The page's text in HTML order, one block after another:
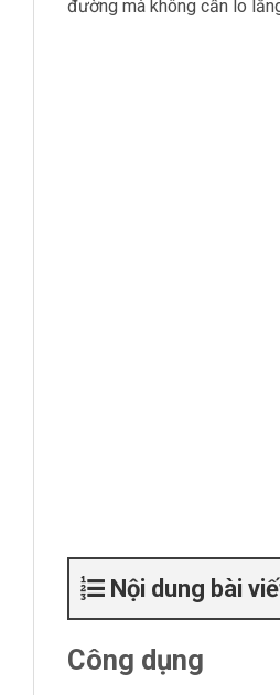
đường mà không cần lo
Nội dung bài
Công dụng